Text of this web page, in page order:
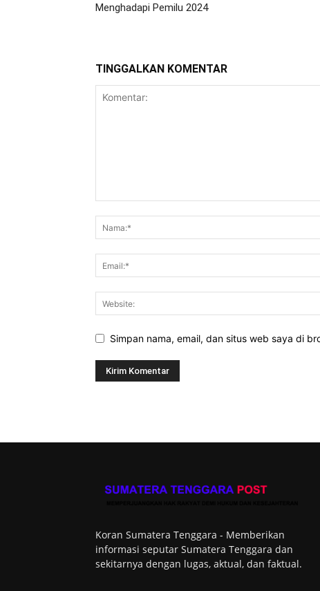
Menghadapi Pemilu 2024
TINGGALKAN KOMENTAR
Simpan nama, email, dan situs web saya di
Koran Sumatera Tenggara - Memberikan
informasi seputar Sumatera Tenggara dan
sekitarnya dengan lugas, aktual, dan faktual.